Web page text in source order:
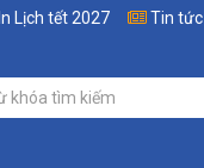
In Lịch tết 2027 Tin tức